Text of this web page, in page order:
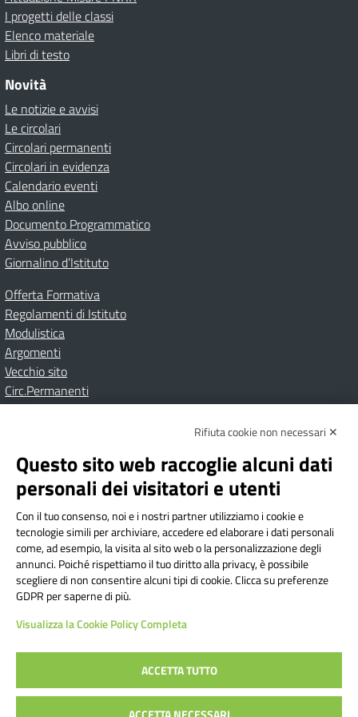
I progetti delle classi
Elenco materiale
Libri di testo
Novità
Le notizie e avvisi
Le circolari
Circolari permanenti
Circolari in evidenza
Calendario eventi
Albo online
Documento Programmatico
Avviso pubblico
Giornalino d’Istituto
Offerta Formativa
Regolamenti di Istituto
Modulistica
Argomenti
Vecchio sito
Circ.Permanenti
Albo onlinePrivacy Policy
Dichiarazione di accessibilità
Note Legali
Istituto Comprensivo Bricherasio
Via Cesare Bollea n. 3 - 10064 Bricherasio (TO) | P.E.O.:
toic84200d@istruzione.it | P.E.C.:
toic84200d@pec.istruzione.it
Codice Fiscale: 94544620019 | Cod. Meccanografico:
TOIC84200D | Codice IPA: istsc_toic84200d | Codice
Univoco: UFYI9M
Sito web realizzato da AVVALE SPA|Concept & Design by
Rifiuta cookie non necessari ✕
Questo sito web raccoglie alcuni dati
personali dei visitatori e utenti
Con il tuo consenso, noi e i nostri partner utilizziamo i cookie e
tecnologie simili per archiviare, accedere ed elaborare i dati personali
come, ad esempio, la visita al sito web o la personalizzazione degli
annunci. Poiché rispettiamo il tuo diritto alla privacy, è possibile
scegliere di non consentire alcuni tipi di cookie. Clicca su preferenze
GDPR per saperne di più.
Visualizza la Cookie Policy Completa
ACCETTA TUTTO